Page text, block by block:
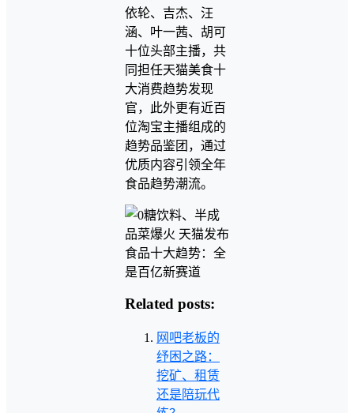
依轮、吉杰、汪
涵、叶一茜、胡可
十位头部主播，共
同担任天猫美食十
大消费趋势发现
官，此外更有近百
位淘宝主播组成的
趋势品鉴团，通过
优质内容引领全年
食品趋势潮流。
Related posts:
网吧老板的
纾困之路：
挖矿、租赁
还是陪玩代